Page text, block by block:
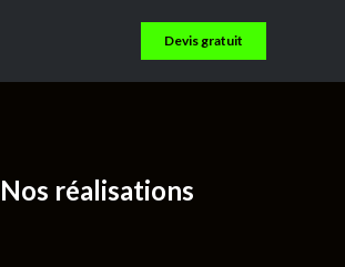
Devis gratuit
Nos réalisations